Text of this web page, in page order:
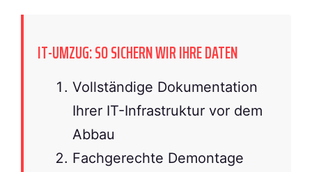
IT-UMZUG: SO SICHERN WIR IHRE DATEN
Vollständige Dokumentation
Ihrer IT-Infrastruktur vor dem
Abbau
Fachgerechte Demontage